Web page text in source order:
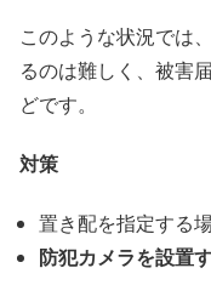
このような状況では
るのは難しく、被害
どです。
対策
置き配を指定する場
防犯カメラを設置